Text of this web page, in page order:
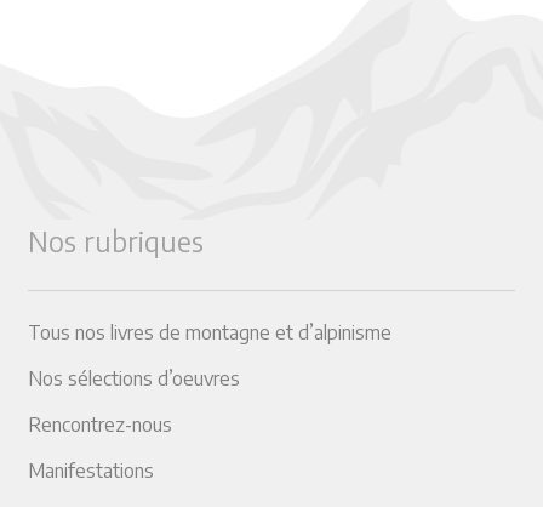
Nos rubriques
Tous nos livres de montagne et d’alpinisme
Nos sélections d’oeuvres
Rencontrez-nous
Manifestations